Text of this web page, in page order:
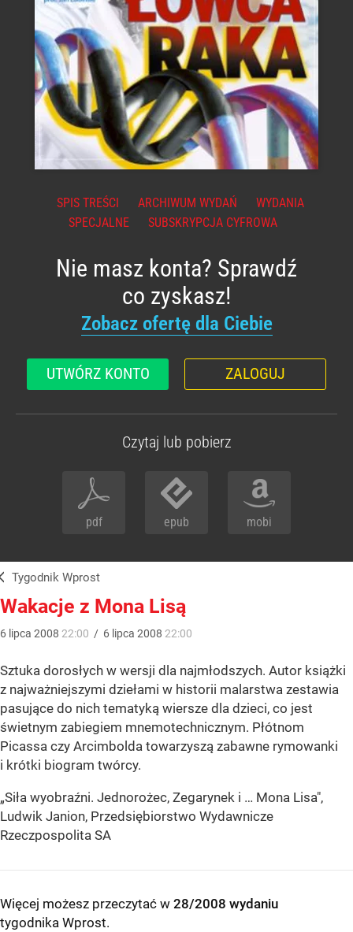
SPIS TREŚCI ARCHIWUM WYDAŃ
WYDANIA
SPECJALNE
SUBSKRYPCJA CYFROWA
Nie masz konta? Sprawdź
co zyskasz!
Zobacz ofertę dla Ciebie
UTWÓRZ KONTO ZALOGUJ
Czytaj lub pobierz
pdf epub mobi
Tygodnik Wprost
Wakacje z Mona Lisą
6 lipca 2008 22:00 / 6 lipca 2008 22:00
Sztuka dorosłych w wersji dla najmłodszych. Autor książki
z najważniejszymi dziełami w historii malarstwa zestawia
pasujące do nich tematyką wiersze dla dzieci, co jest
świetnym zabiegiem mnemotechnicznym. Płótnom
Picassa czy Arcimbolda towarzyszą zabawne rymowanki
i krótki biogram twórcy.
„Siła wyobraźni. Jednorożec, Zegarynek i … Mona Lisa",
Ludwik Janion, Przedsiębiorstwo Wydawnicze
Rzeczpospolita SA
Więcej możesz przeczytać w 28/2008 wydaniu
tygodnika Wprost.